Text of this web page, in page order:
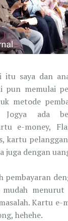
itu saya dan
pun memulai
metode
Jogya ada
e-money,
kartu
juga dengan
pembayaran
menurut
Kartu e-
hehehe.